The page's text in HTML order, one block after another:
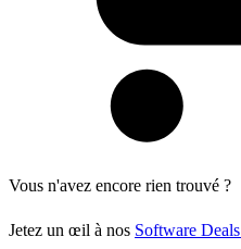
Vous n'avez encore rien trouvé ?
Jetez un œil à nos Software Deals